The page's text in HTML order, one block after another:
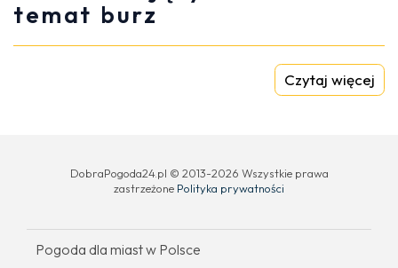
temat burz
Czytaj więcej
DobraPogoda24.pl © 2013-2026 Wszystkie prawa
zastrzeżone Polityka prywatności
Pogoda dla miast w Polsce